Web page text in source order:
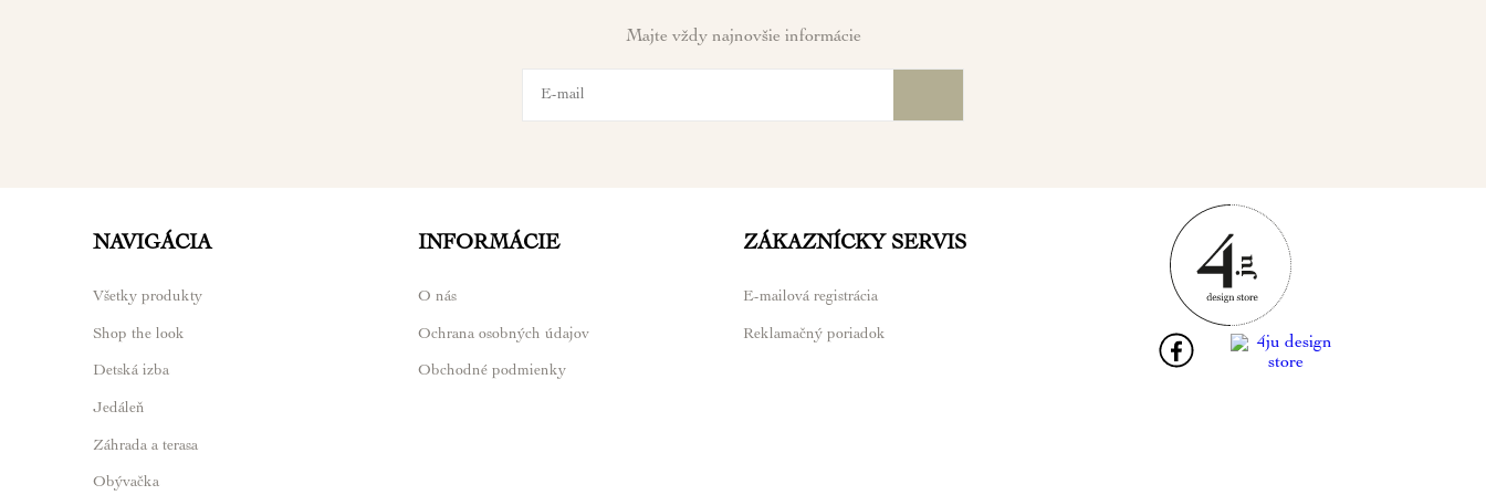
Majte vždy najnovšie informácie
NAVIGÁCIA
Všetky produkty
Shop the look
Detská izba
Jedáleň
Záhrada a terasa
Obývačka
INFORMÁCIE
O nás
Ochrana osobných údajov
Obchodné podmienky
ZÁKAZNÍCKY SERVIS
E-mailová registrácia
Reklamačný poriadok